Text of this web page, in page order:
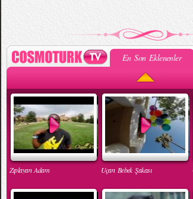
En Son Eklenenler
Zıplayan Adam Uçan Bebek Şakası